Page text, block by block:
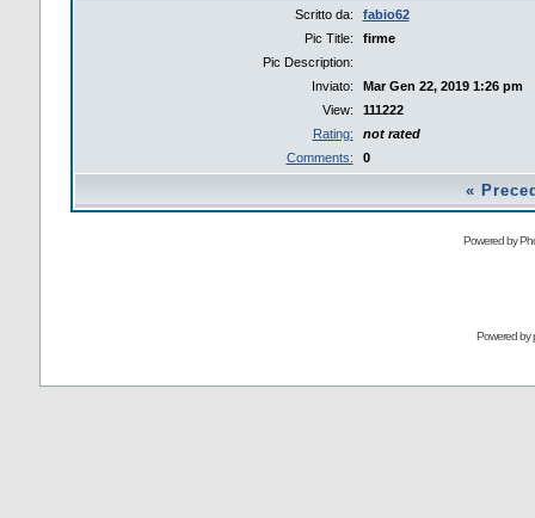
Scritto da:
fabio62
Pic Title:
firme
Pic Description:
Inviato:
Mar Gen 22, 2019 1:26 pm
View:
111222
Rating:
not rated
Comments:
0
«
Powered by
Powered by